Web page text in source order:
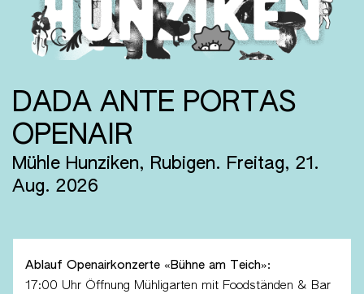
DADA ANTE PORTAS
OPENAIR
Mühle Hunziken, Rubigen. Freitag, 21.
Aug. 2026
Ablauf Openairkonzerte «Bühne am Teich»:
17:00 Uhr Öffnung Mühligarten mit Foodständen & Bar